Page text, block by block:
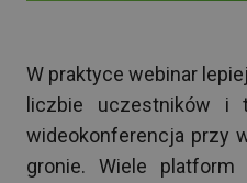
W praktyce webinar
liczbie uczestników i
wideokonferencja przy
gronie. Wiele platform